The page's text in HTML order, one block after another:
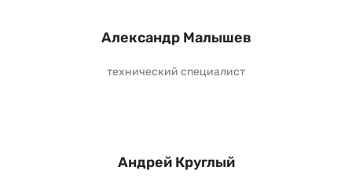
Александр Малышев
технический специалист
Андрей Круглый